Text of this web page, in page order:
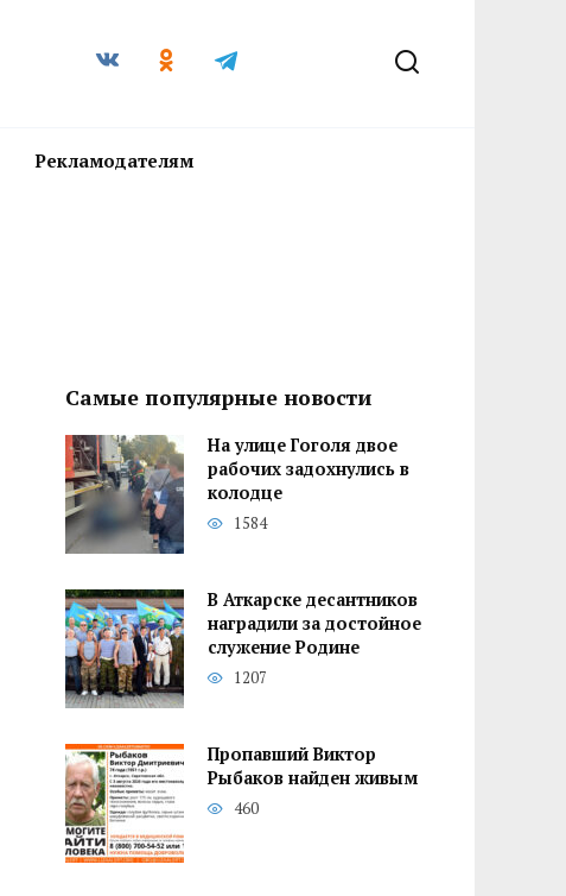
Рекламодателям
Самые популярные новости
На улице Гоголя двое
рабочих задохнулись в
колодце
1584
В Аткарске десантников
наградили за достойное
служение Родине
1207
Пропавший Виктор
Рыбаков найден живым
460